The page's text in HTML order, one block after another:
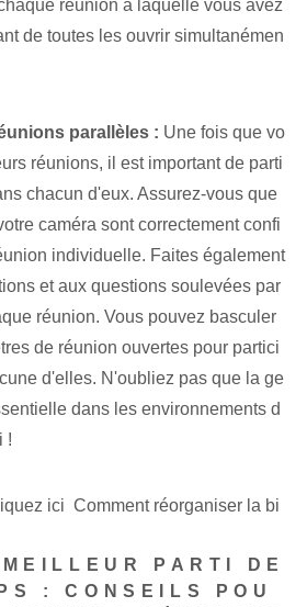
réunion à laquelle vous avez
de toutes les ouvrir simultanémen
parallèles : Une fois que vo
réunions, il est important de parti
chacun d'eux. Assurez-vous que
caméra sont correctement confi
individuelle. Faites également
et aux questions soulevées par
réunion. Vous pouvez basculer
de réunion ouvertes pour partici
d'elles. N'oubliez pas que la ge
dans les environnements d
!
ici Comment réorganiser la bi
PARTI DE
: CONSEILS POU